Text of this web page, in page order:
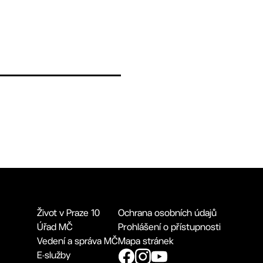
Život v Praze 10
Úřad MČ
Vedení a správa MČ
E-služby
Ochrana osobních údajů
Prohlášení o přístupnosti
Mapa stránek